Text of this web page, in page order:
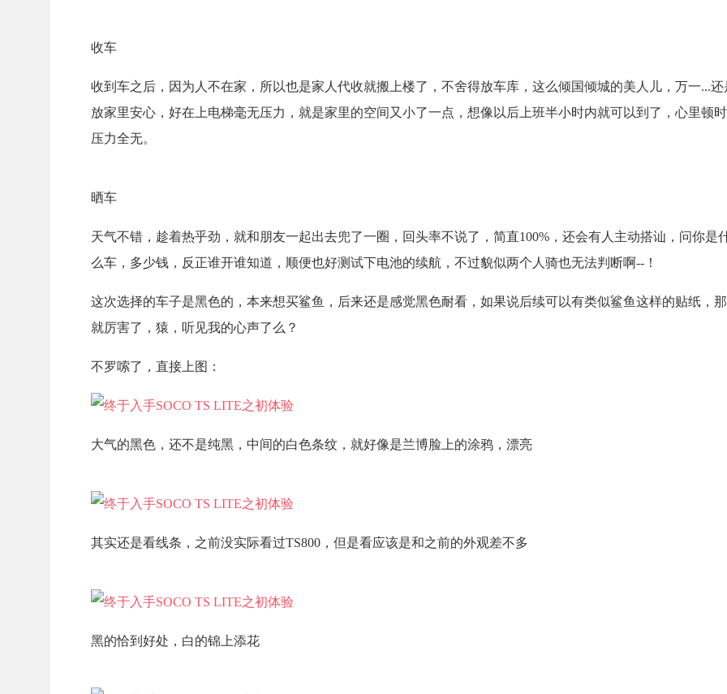
收车
收到车之后，因为人不在家，所以也是家人代收就搬上楼了，不舍得放车库，这么倾国倾城的美人儿，万一...还
放家里安心，好在上电梯毫无压力，就是家里的空间又小了一点，想像以后上班半小时内就可以到了，心里顿时
压力全无。
晒车
天气不错，趁着热乎劲，就和朋友一起出去兜了一圈，回头率不说了，简直100%，还会有人主动搭讪，问你是
么车，多少钱，反正谁开谁知道，顺便也好测试下电池的续航，不过貌似两个人骑也无法判断啊--！
这次选择的车子是黑色的，本来想买鲨鱼，后来还是感觉黑色耐看，如果说后续可以有类似鲨鱼这样的贴纸，那
就厉害了，猿，听见我的心声了么？
不罗嗦了，直接上图：
大气的黑色，还不是纯黑，中间的白色条纹，就好像是兰博脸上的涂鸦，漂亮
其实还是看线条，之前没实际看过TS800，但是看应该是和之前的外观差不多
黑的恰到好处，白的锦上添花